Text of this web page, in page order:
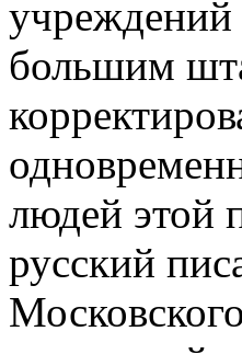
учреждений
большим
людей этой
русский